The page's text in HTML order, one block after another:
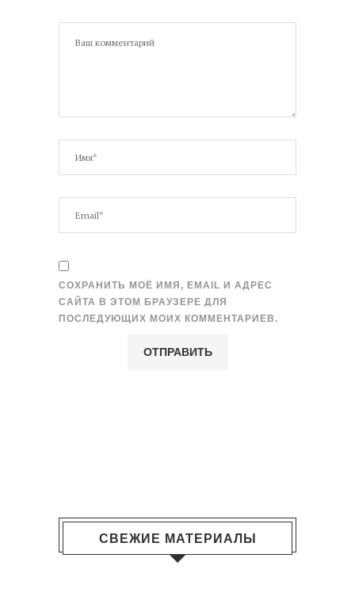
СОХРАНИТЬ МОЁ ИМЯ, EMAIL И АДРЕС
САЙТА В ЭТОМ БРАУЗЕРЕ ДЛЯ
ПОСЛЕДУЮЩИХ МОИХ КОММЕНТАРИЕВ.
СВЕЖИЕ МАТЕРИАЛЫ